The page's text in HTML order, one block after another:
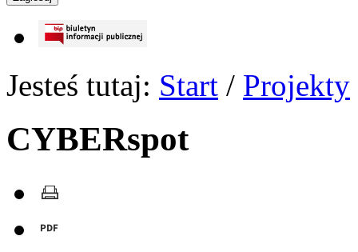
Jesteś tutaj: Start / Projekty
CYBERspot